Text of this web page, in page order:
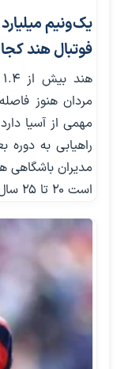
یک‌ونیم
فوتبال هند
مردان هنوز
مهمی از آسیا
راهیابی به
مدیران
است ۲۰ تا ۲۵ سال زمان ببرد.